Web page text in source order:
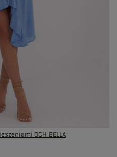
OCH BELLA